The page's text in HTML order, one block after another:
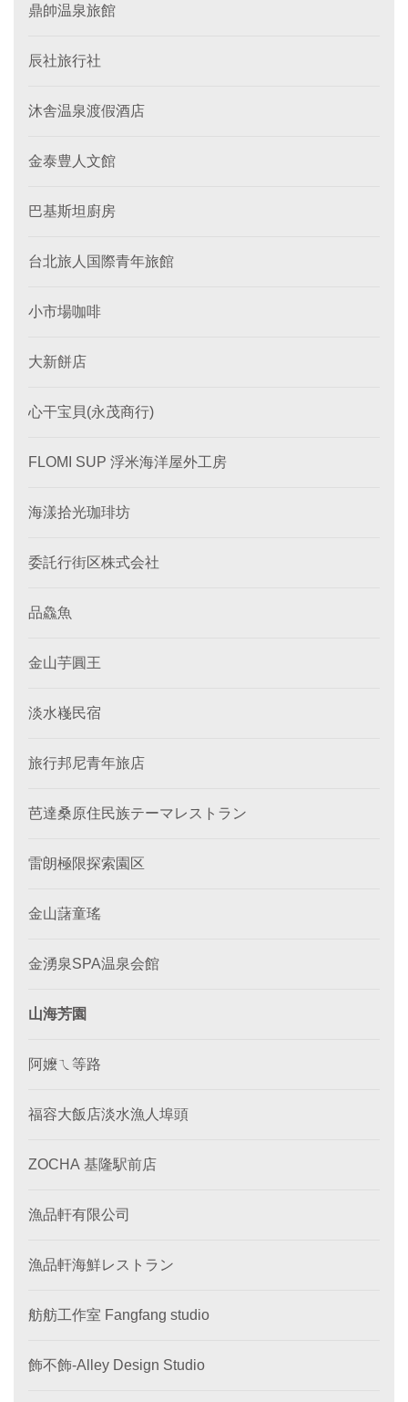
鼎帥温泉旅館
辰社旅行社
沐舎温泉渡假酒店
金泰豊人文館
巴基斯坦廚房
台北旅人国際青年旅館
小市場咖啡
大新餅店
心干宝貝(永茂商行)
FLOMI SUP 浮米海洋屋外工房
海漾拾光珈琲坊
委託行街区株式会社
品鱻魚
金山芋圓王
淡水嶘民宿
旅行邦尼青年旅店
芭達桑原住民族テーマレストラン
雷朗極限探索園区
金山藷童瑤
金湧泉SPA温泉会館
山海芳園
阿嬤ㄟ等路
福容大飯店淡水漁人埠頭
ZOCHA 基隆駅前店
漁品軒有限公司
漁品軒海鮮レストラン
舫舫工作室 Fangfang studio
飾不飾-Alley Design Studio